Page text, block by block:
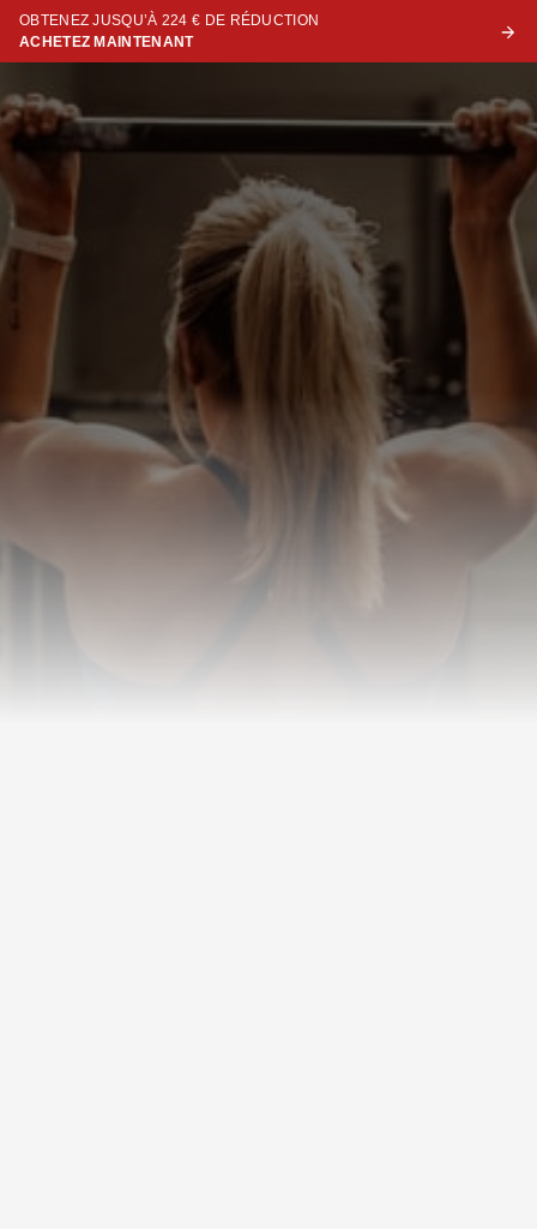
OBTENEZ JUSQU’À 224 € DE RÉDUCTION
ACHETEZ MAINTENANT